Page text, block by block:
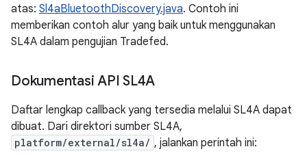
atas: Sl4aBluetoothDiscovery.java. Contoh ini
memberikan contoh alur yang baik untuk menggunakan
SL4A dalam pengujian Tradefed.
Dokumentasi API SL4A
Daftar lengkap callback yang tersedia melalui SL4A dapat
dibuat. Dari direktori sumber SL4A,
platform/external/sl4a/ , jalankan perintah ini: